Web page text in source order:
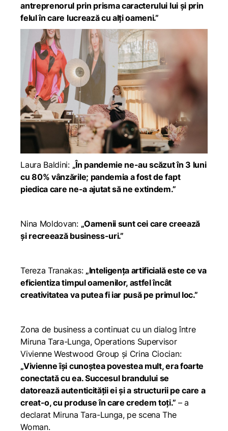
antreprenorul prin prisma caracterului lui și prin
felul în care lucrează cu alți oameni.”
Laura Baldini: „În pandemie ne-au scăzut în 3 luni
cu 80% vânzările; pandemia a fost de fapt
piedica care ne-a ajutat să ne extindem.”
Nina Moldovan: „Oamenii sunt cei care creează
și recreează business-uri.”
Tereza Tranakas: „Inteligența artificială este ce va
eficientiza timpul oamenilor, astfel încât
creativitatea va putea fi iar pusă pe primul loc.”
Zona de business a continuat cu un dialog între
Miruna Tara-Lunga, Operations Supervisor
Vivienne Westwood Group și Crina Ciocian:
„Vivienne își cunoștea povestea mult, era foarte
conectată cu ea. Succesul brandului se
datorează autenticității ei și a structurii pe care a
creat-o, cu produse în care credem toți.” – a
declarat Miruna Tara-Lunga, pe scena The
Woman.